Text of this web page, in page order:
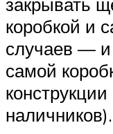
коробкой и
случаев — и
самой